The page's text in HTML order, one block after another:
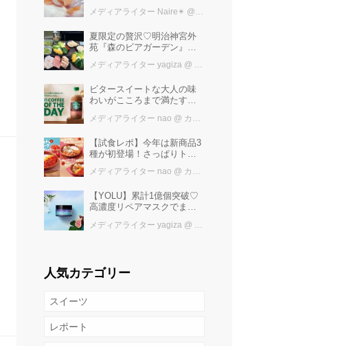
メディアライター Naire✴︎ @ カワコレメディア編集部
夏限定の贅沢♡明治神宮外
苑『森のビアガーデン』で
め」を堪能しよう
メディアライター yagiza @ カワコレメディア編集部
ビタースイートな大人の味
わいがこころまで満たす
COFFEE OF THE DAY カフ
メディアライター nao @ カワコレメディア編集部
【試食レポ】今年は新商品3
種が初登場！さっぱりトマ
びっくりドンキーの「トマ
限定発売中♪
メディアライター nao @ カワコレメディア編集部
【YOLU】累計1億個突破♡
高濃度リペアマスクでまと
メディアライター yagiza @ カワコレメディア編集部
人気カテゴリー
スイーツ
レポート